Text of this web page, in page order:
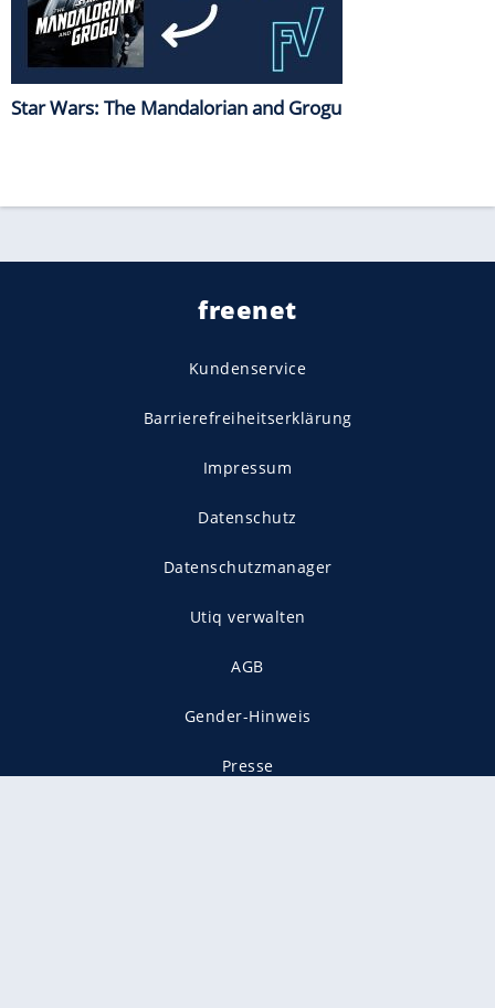
Star Wars: The Mandalorian and Grogu
freenet
Kundenservice
Barrierefreiheitserklärung
Impressum
Datenschutz
Datenschutzmanager
Utiq verwalten
AGB
Gender-Hinweis
Presse